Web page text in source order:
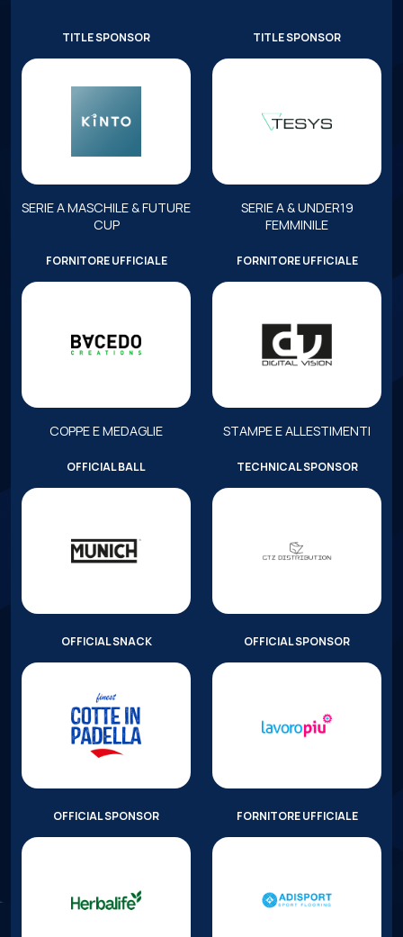
TITLE SPONSOR
SERIE A MASCHILE & FUTURE
CUP
TITLE SPONSOR
SERIE A & UNDER19
FEMMINILE
FORNITORE UFFICIALE
COPPE E MEDAGLIE
FORNITORE UFFICIALE
STAMPE E ALLESTIMENTI
OFFICIAL BALL TECHNICAL SPONSOR
OFFICIAL SNACK OFFICIAL SPONSOR
OFFICIAL SPONSOR FORNITORE UFFICIALE